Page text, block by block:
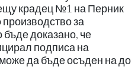
крадец №1 на Перник
за
доказано, че
подписа на
да бъде осъден на до